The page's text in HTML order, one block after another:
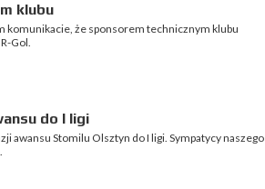
klubu
komunikacie, że sponsorem technicznym klubu
Gol.
do I ligi
awansu Stomilu Olsztyn do I ligi. Sympatycy naszego